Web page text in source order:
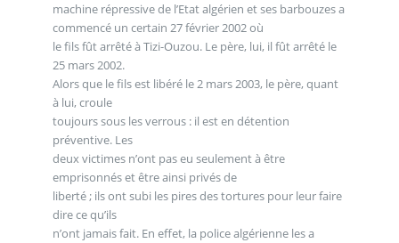
machine répressive de l’Etat algérien et ses barbouzes a
commencé un certain 27 février 2002 où
le fils fût arrêté à Tizi-Ouzou. Le père, lui, il fût arrêté le
25 mars 2002.
Alors que le fils est libéré le 2 mars 2003, le père, quant
à lui, croule
toujours sous les verrous : il est en détention
préventive. Les
deux victimes n’ont pas eu seulement à être
emprisonnés et être ainsi privés de
liberté ; ils ont subi les pires des tortures pour leur faire
dire ce qu’ils
n’ont jamais fait. En effet, la police algérienne les a